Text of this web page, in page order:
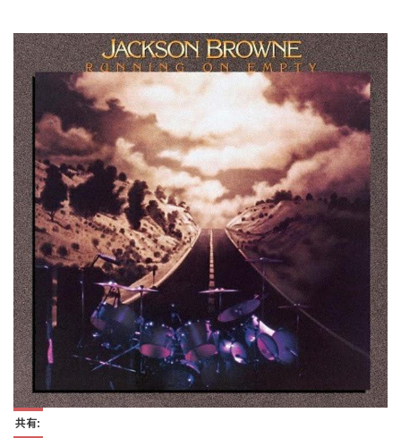
共有: